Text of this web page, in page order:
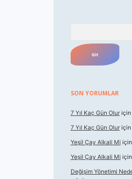
SON YORUMLAR
7 Yıl Kaç Gün Oluriçin
7 Yıl Kaç Gün Oluriçin
Yeşil Çay Alkali Mi için
Yeşil Çay Alkali Mi için
Değişim Yönetimi